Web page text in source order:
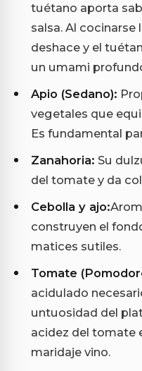
tuétano aporta
salsa. Al cocinarse
deshace y el
un umami
Apio (Sedano):
vegetales que
Es fundamental
Zanahoria: Su
del tomate y da
Cebolla y ajo:
construyen el
matices sutiles.
Tomate
acidulado
untuosidad del
acidez del tomate
maridaje vino.